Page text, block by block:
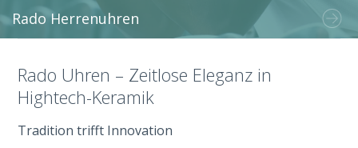
Rado Herrenuhren
Rado Uhren – Zeitlose Eleganz in
Hightech-Keramik
Tradition trifft Innovation